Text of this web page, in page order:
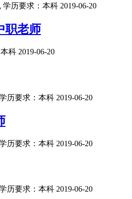
学历要求：本科 2019-06-20
职老师
科 2019-06-20
历要求：本科 2019-06-20
历要求：本科 2019-06-20
历要求：本科 2019-06-20